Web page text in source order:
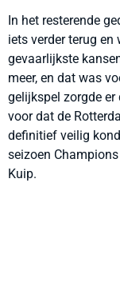
In het resterende
iets verder terug
gevaarlijkste
meer, en dat was
gelijkspel zorgde
voor dat de
definitief veilig
seizoen
Kuip.